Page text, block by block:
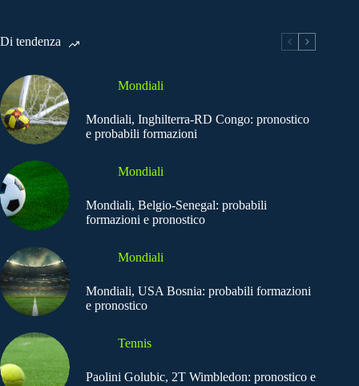
Di tendenza
Mondiali
Mondiali, Inghilterra-RD Congo: pronostico
e probabili formazioni
Mondiali
Mondiali, Belgio-Senegal: probabili
formazioni e pronostico
Mondiali
Mondiali, USA Bosnia: probabili formazioni
e pronostico
Tennis
Paolini Golubic, 2T Wimbledon: pronostico e